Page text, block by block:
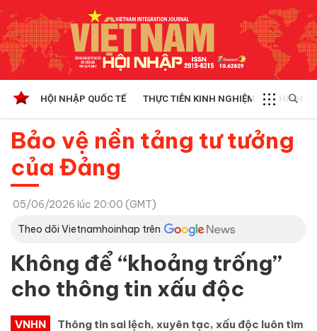
HỘI NHẬP QUỐC TẾ THỰC TIỄN KINH NGHIỆM CHÍNH
Bảo vệ nền tảng tư tưởng
của Đảng
05/06/2026 lúc 20:00 (GMT)
Theo dõi Vietnamhoinhap trên
Không để “khoảng trống”
cho thông tin xấu độc
VNHN
Thông tin sai lệch, xuyên tạc, xấu độc luôn tìm